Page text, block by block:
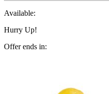
Available:
Hurry Up!
Offer ends in: